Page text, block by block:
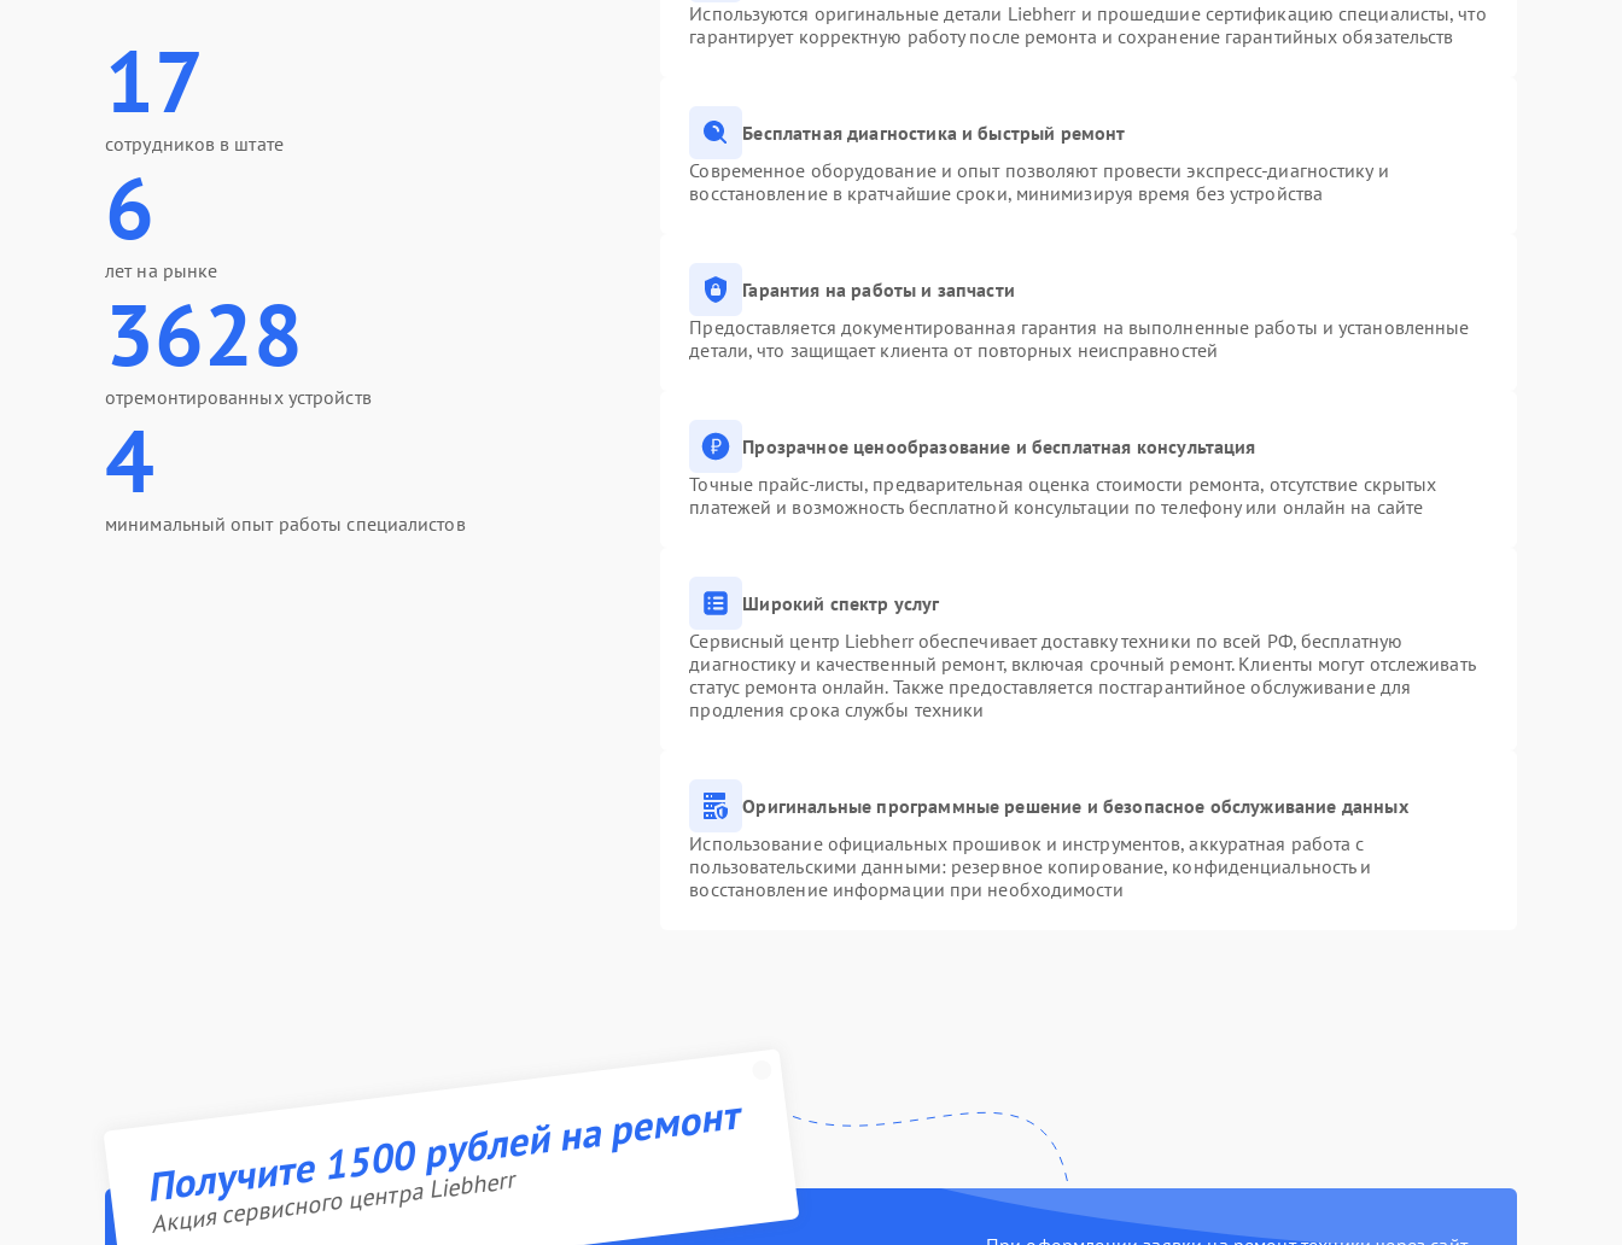
17
сотрудников в штате
6
лет на рынке
3628
отремонтированных устройств
4
минимальный опыт работы специалистов
Используются оригинальные детали Liebherr и прошедшие сертификацию специалисты, что
гарантирует корректную работу после ремонта и сохранение гарантийных обязательств
Бесплатная диагностика и быстрый ремонт
Современное оборудование и опыт позволяют провести экспресс-диагностику и
восстановление в кратчайшие сроки, минимизируя время без устройства
Гарантия на работы и запчасти
Предоставляется документированная гарантия на выполненные работы и установленные
детали, что защищает клиента от повторных неисправностей
Прозрачное ценообразование и бесплатная консультация
Точные прайс-листы, предварительная оценка стоимости ремонта, отсутствие скрытых
платежей и возможность бесплатной консультации по телефону или онлайн на сайте
Широкий спектр услуг
Сервисный центр Liebherr обеспечивает доставку техники по всей РФ, бесплатную
диагностику и качественный ремонт, включая срочный ремонт. Клиенты могут отслеживать
статус ремонта онлайн. Также предоставляется постгарантийное обслуживание для
продления срока службы техники
Оригинальные программные решение и безопасное обслуживание данных
Использование официальных прошивок и инструментов, аккуратная работа с
пользовательскими данными: резервное копирование, конфиденциальность и
восстановление информации при необходимости
Получите 1500 рублей на ремонт
Акция сервисного центра Liebherr